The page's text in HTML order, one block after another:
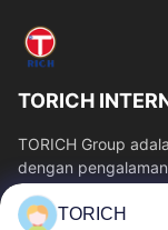
TORICH
TORICH Group
dengan
perdagangan,
Tautan Cepat
TORICH